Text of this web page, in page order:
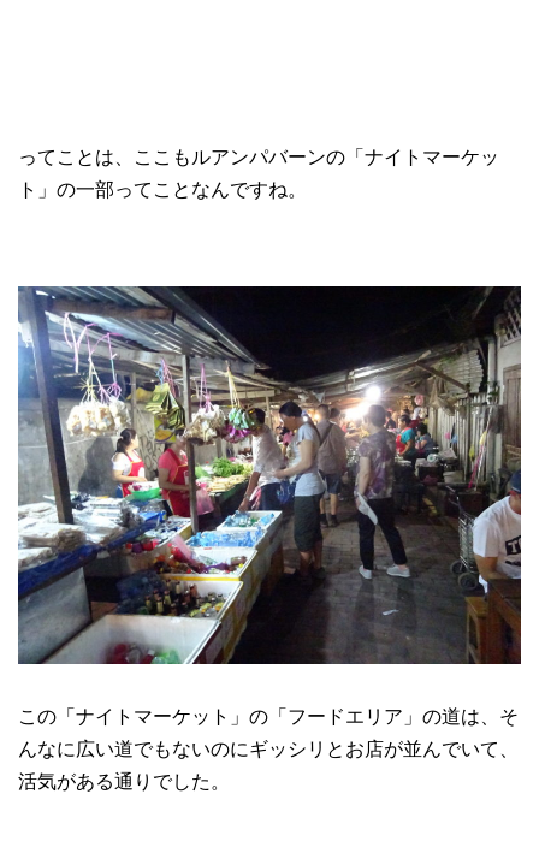
ってことは、ここもルアンパバーンの「ナイトマーケッ
ト」の一部ってことなんですね。
この「ナイトマーケット」の「フードエリア」の道は、そ
んなに広い道でもないのにギッシリとお店が並んでいて、
活気がある通りでした。